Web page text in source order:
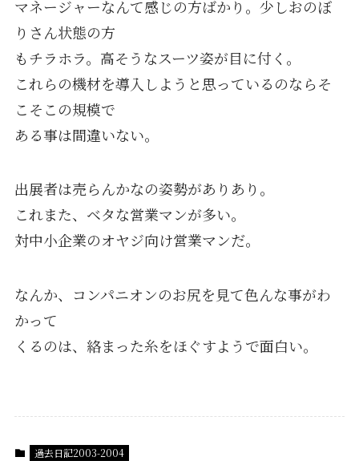
マネージャーなんて感じの方ばかり。少しおのぼ
りさん状態の方
もチラホラ。高そうなスーツ姿が目に付く。
これらの機材を導入しようと思っているのならそ
こそこの規模で
ある事は間違いない。
出展者は売らんかなの姿勢がありあり。
これまた、ベタな営業マンが多い。
対中小企業のオヤジ向け営業マンだ。
なんか、コンパニオンのお尻を見て色んな事がわ
かって
くるのは、絡まった糸をほぐすようで面白い。
過去日記2003-2004